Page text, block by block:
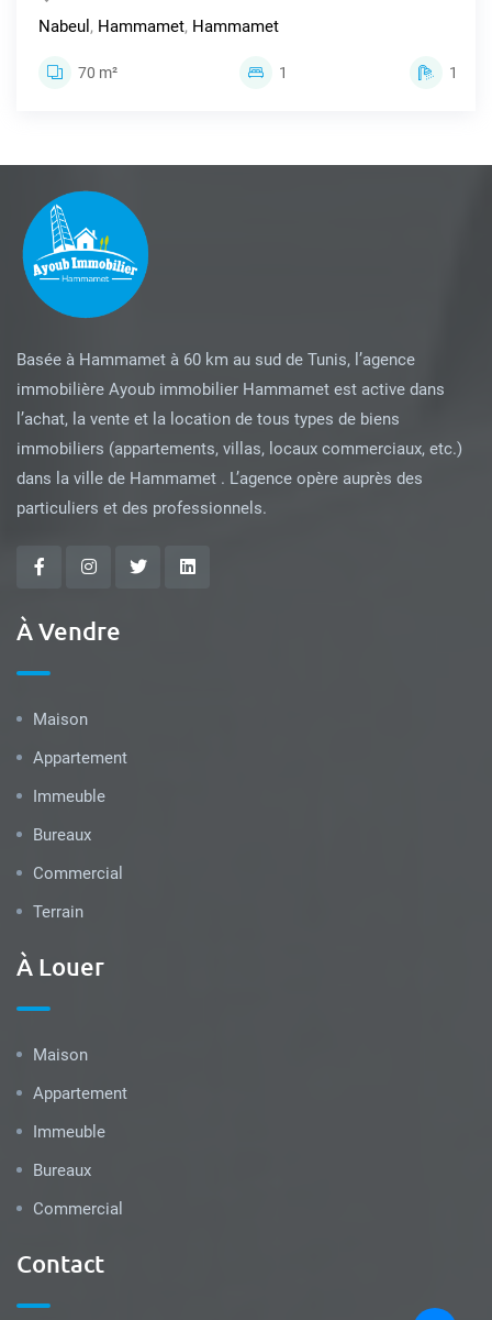
Nabeul , Hammamet, Hammamet
70 m² 1 1
Basée à Hammamet à 60 km au sud de Tunis, l’agence
immobilière Ayoub immobilier Hammamet est active dans
l’achat, la vente et la location de tous types de biens
immobiliers (appartements, villas, locaux commerciaux, etc.)
dans la ville de Hammamet . L’agence opère auprès des
particuliers et des professionnels.
À Vendre
Maison
Appartement
Immeuble
Bureaux
Commercial
Terrain
À Louer
Maison
Appartement
Immeuble
Bureaux
Commercial
Contact